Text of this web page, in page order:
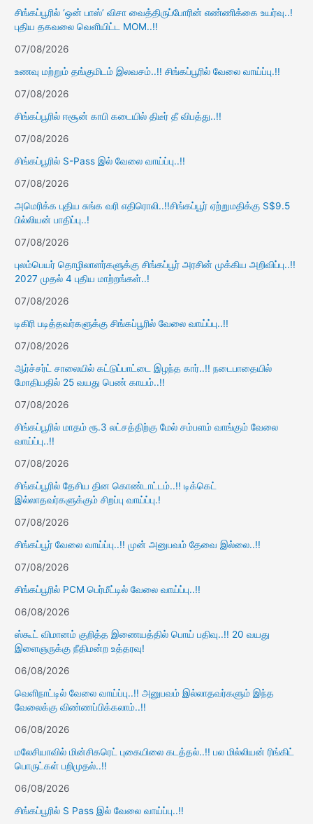
சிங்கப்பூரில் ‘ஒன் பாஸ்’ விசா வைத்திருப்போரின் எண்ணிக்கை உயர்வு..!
புதிய தகவலை வெளியிட்ட MOM..!!
07/08/2026
உணவு மற்றும் தங்குமிடம் இலவசம்..!! சிங்கப்பூரில் வேலை வாய்ப்பு.!!
07/08/2026
சிங்கப்பூரில் ஈசூன் காபி கடையில் திடீர் தீ விபத்து..!!
07/08/2026
சிங்கப்பூரில் S-Pass இல் வேலை வாய்ப்பு..!!
07/08/2026
அமெரிக்க புதிய சுங்க வரி எதிரொலி..!!சிங்கப்பூர் ஏற்றுமதிக்கு S$9.5
பில்லியன் பாதிப்பு..!
07/08/2026
புலம்பெயர் தொழிலாளர்களுக்கு சிங்கப்பூர் அரசின் முக்கிய அறிவிப்பு..!!
2027 முதல் 4 புதிய மாற்றங்கள்..!
07/08/2026
டிகிரி படித்தவர்களுக்கு சிங்கப்பூரில் வேலை வாய்ப்பு..!!
07/08/2026
ஆர்ச்சர்ட் சாலையில் கட்டுப்பாட்டை இழந்த கார்..!! நடைபாதையில்
மோதியதில் 25 வயது பெண் காயம்..!!
07/08/2026
சிங்கப்பூரில் மாதம் ரூ.3 லட்சத்திற்கு மேல் சம்பளம் வாங்கும் வேலை
வாய்ப்பு..!!
07/08/2026
சிங்கப்பூரில் தேசிய தின கொண்டாட்டம்..!! டிக்கெட்
இல்லாதவர்களுக்கும் சிறப்பு வாய்ப்பு.!
07/08/2026
சிங்கப்பூர் வேலை வாய்ப்பு..!! முன் அனுபவம் தேவை இல்லை..!!
07/08/2026
சிங்கப்பூரில் PCM பெர்மீட்டில் வேலை வாய்ப்பு..!!
06/08/2026
ஸ்கூட் விமானம் குறித்த இணையத்தில் பொய் பதிவு..!! 20 வயது
இளைஞருக்கு நீதிமன்ற உத்தரவு!
06/08/2026
வெளிநாட்டில் வேலை வாய்ப்பு..!! அனுபவம் இல்லாதவர்களும் இந்த
வேலைக்கு விண்ணப்பிக்கலாம்..!!
06/08/2026
மலேசியாவில் மின்சிகரெட் புகையிலை கடத்தல்..!! பல மில்லியன் ரிங்கிட்
பொருட்கள் பறிமுதல்..!!
06/08/2026
சிங்கப்பூரில் S Pass இல் வேலை வாய்ப்பு..!!